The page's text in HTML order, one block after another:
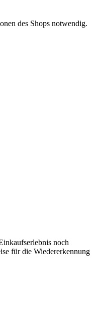
des Shops notwendig.
noch
für die Wiedererkennung